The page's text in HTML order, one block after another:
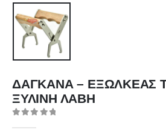
ΔΑΓΚΑΝΑ – ΕΞΩΛΚΕΑΣ
ΞΥΛΙΝΗ ΛΑΒΗ